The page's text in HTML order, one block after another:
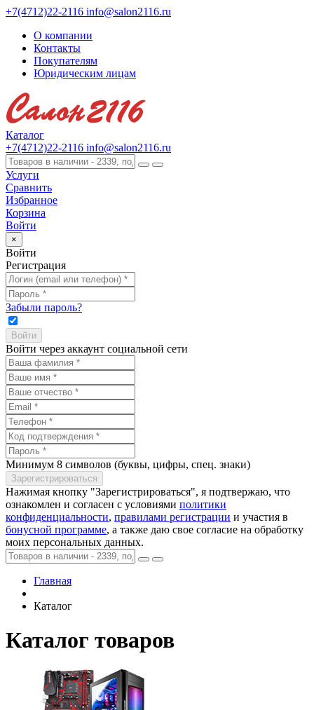
+7(4712)22-2116 info@salon2116.ru
О компании
Контакты
Покупателям
Юридическим лицам
Каталог
+7(4712)22-2116 info@salon2116.ru
Услуги
Сравнить
Избранное
Корзина
Войти
×
Войти
Регистрация
Забыли пароль?
Войти через аккаунт социальной сети
Минимум 8 символов (буквы, цифры, спец. знаки)
Нажимая кнопку "Зарегистрироваться", я подтвержаю, что
ознакомлен и согласен с условиями политики
конфиденциальности, правилами регистрации и участия в
бонусной программе, а также даю свое согласие на обработку
моих персональных данных.
Главная
Каталог
Каталог товаров